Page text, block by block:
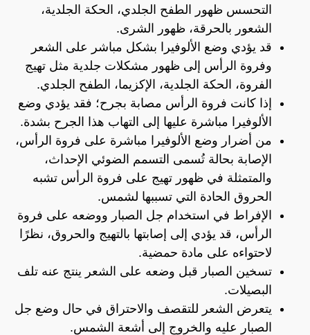
التحسس ظهور الطفح الجلدي، الحكة الجلدية،
الشعور بالحرقة، ظهور الشرى.
قد يؤدي وضع الألوفيرا بشكل مباشر على الشعر
وفروة الرأس إلى ظهور مشكلات جلدية مثل تهيج
الفروة، الحكة الجلدية، الإكزيما، الطفح الجلدي.
إذا كانت فروة الرأس مصابة بجرح؛ فقد يؤدي وضع
الألوفيرا مباشرة عليها إلى التهاب هذا الجرح بشدة.
من أضرار وضع الألوفيرا مباشرة على فروة الرأس،
الإصابة بحالة تُسمى التسمم الضوئي الإحداث،
والمتمثلة في ظهور تهيج على فروة الرأس تشبه
الحروق الحادة التي تسببها لشمس.
الإفراط في استخدام جل الصبار ووضعه على فروة
الرأس، قد يؤدي إلى إصابتها بالتهيج والحروق، نظرًا
لاحتواءه على مادة حمضية.
تسخين الصبار قبل وضعه على الشعر ينتج عنه تلف
البصيلات.
يتعرض الشعر للتقصف والاحتراق في حال وضع جل
الصبار عليه والخروج إلى أشعة الشمس.